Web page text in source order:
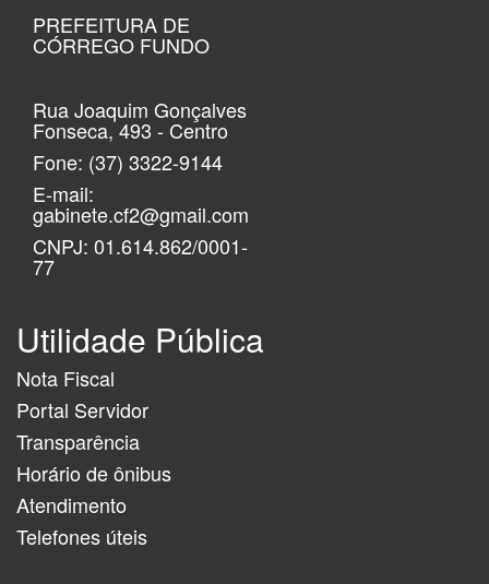
PREFEITURA DE
CÓRREGO FUNDO
Rua Joaquim Gonçalves
Fonseca, 493 - Centro
Fone: (37) 3322-9144
E-mail:
gabinete.cf2@gmail.com
CNPJ: 01.614.862/0001-
77
Utilidade Pública
Nota Fiscal
Portal Servidor
Transparência
Horário de ônibus
Atendimento
Telefones úteis